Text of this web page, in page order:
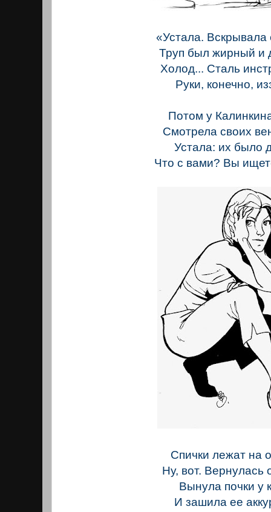
«Устала. Вскрывала
Труп был жирный и
Холод... Сталь
Руки, конечно,
Потом у
Смотрела своих
Устала: их было
Что с вами? Вы
Спички лежат на
Ну, вот. Вернулась
Вынула почки у
И зашила ее